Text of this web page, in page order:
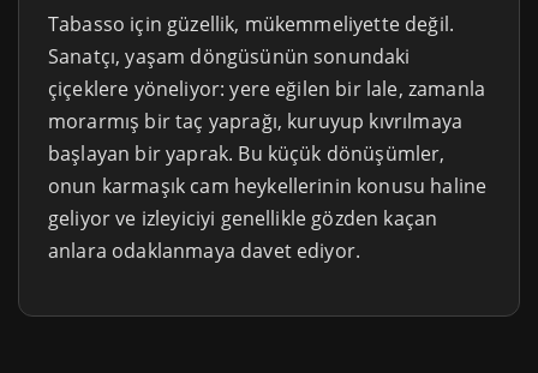
Tabasso için güzellik, mükemmeliyette değil.
Sanatçı, yaşam döngüsünün sonundaki
çiçeklere yöneliyor: yere eğilen bir lale, zamanla
morarmış bir taç yaprağı, kuruyup kıvrılmaya
başlayan bir yaprak. Bu küçük dönüşümler,
onun karmaşık cam heykellerinin konusu haline
geliyor ve izleyiciyi genellikle gözden kaçan
anlara odaklanmaya davet ediyor.